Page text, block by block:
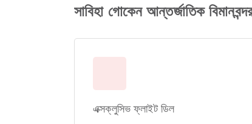
সাবিহা গোকেন আন্তর্জাতিক
এক্সক্লুসিভ ফ্লাইট ডিল